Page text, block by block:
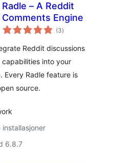
Radle – A Reddit
Comments Engine
(3totale
vurderinger
)
Reddit discussions
into your
Every Radle feature is
source.
6.8.7